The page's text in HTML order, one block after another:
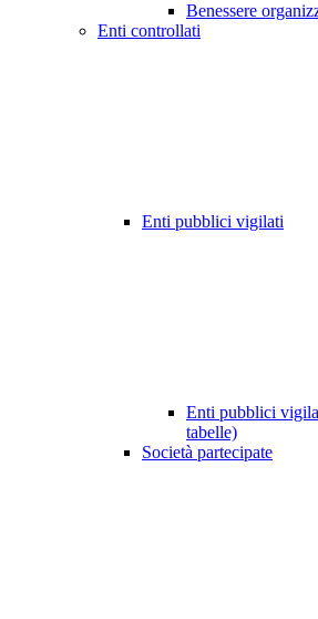
Benessere
Enti controllati
Enti pubblici vigilati
Enti pubblici
tabelle)
Società partecipate